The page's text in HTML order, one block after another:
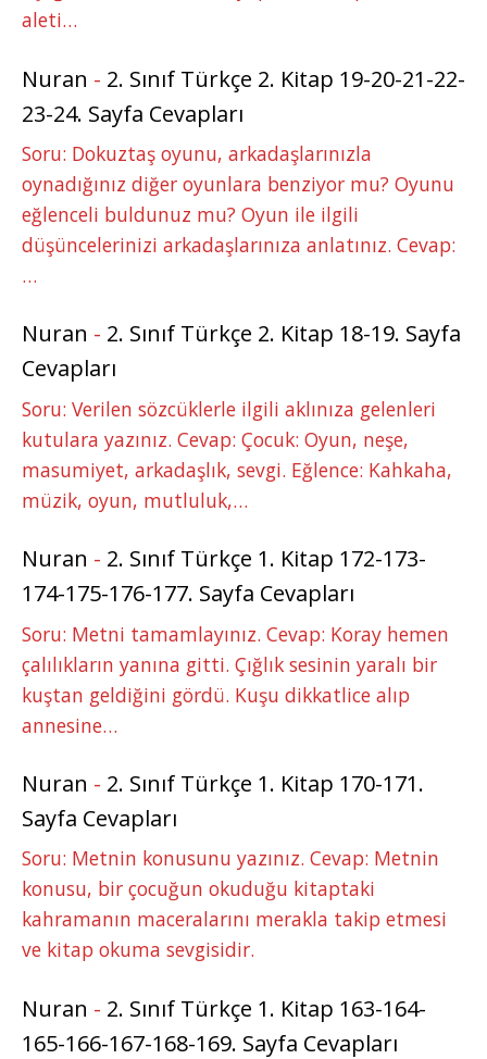
aleti…
Nuran - 2. Sınıf Türkçe 2. Kitap 19-20-21-22-
23-24. Sayfa Cevapları
Soru: Dokuztaş oyunu, arkadaşlarınızla
oynadığınız diğer oyunlara benziyor mu? Oyunu
eğlenceli buldunuz mu? Oyun ile ilgili
düşüncelerinizi arkadaşlarınıza anlatınız. Cevap:
…
Nuran - 2. Sınıf Türkçe 2. Kitap 18-19. Sayfa
Cevapları
Soru: Verilen sözcüklerle ilgili aklınıza gelenleri
kutulara yazınız. Cevap: Çocuk: Oyun, neşe,
masumiyet, arkadaşlık, sevgi. Eğlence: Kahkaha,
müzik, oyun, mutluluk,…
Nuran - 2. Sınıf Türkçe 1. Kitap 172-173-
174-175-176-177. Sayfa Cevapları
Soru: Metni tamamlayınız. Cevap: Koray hemen
çalılıkların yanına gitti. Çığlık sesinin yaralı bir
kuştan geldiğini gördü. Kuşu dikkatlice alıp
annesine…
Nuran - 2. Sınıf Türkçe 1. Kitap 170-171.
Sayfa Cevapları
Soru: Metnin konusunu yazınız. Cevap: Metnin
konusu, bir çocuğun okuduğu kitaptaki
kahramanın maceralarını merakla takip etmesi
ve kitap okuma sevgisidir.
Nuran - 2. Sınıf Türkçe 1. Kitap 163-164-
165-166-167-168-169. Sayfa Cevapları